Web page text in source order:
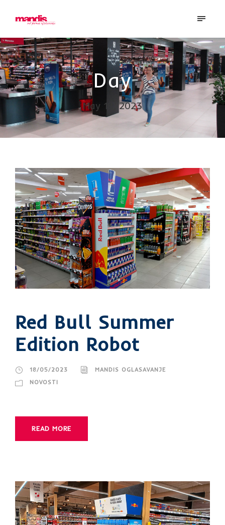
Day
May 18, 2023
Red Bull Summer
Edition Robot
18/05/2023
MANDIS OGLASAVANJE
NOVOSTI
READ MORE